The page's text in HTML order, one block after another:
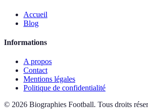
Accueil
Blog
Informations
A propos
Contact
Mentions légales
Politique de confidentialité
© 2026 Biographies Football. Tous droits